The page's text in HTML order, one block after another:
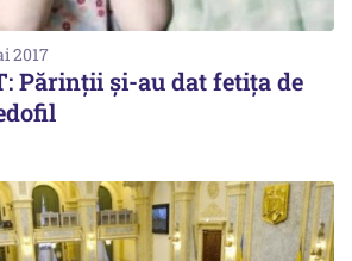
2017
Părinții și-au dat fetița de